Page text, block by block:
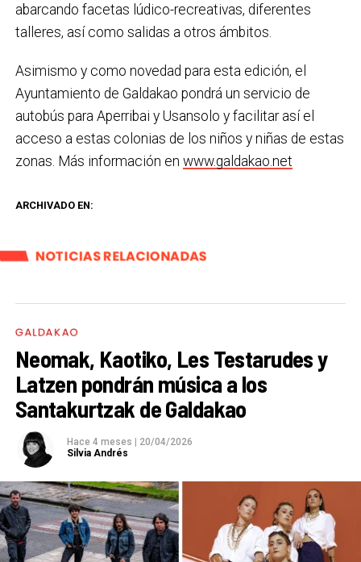
abarcando facetas lúdico-recreativas, diferentes
talleres, así como salidas a otros ámbitos.
Asimismo y como novedad para esta edición, el
Ayuntamiento de Galdakao pondrá un servicio de
autobús para Aperribai y Usansolo y facilitar así el
acceso a estas colonias de los niños y niñas de estas
zonas. Más información en www.galdakao.net
ARCHIVADO EN:
NOTICIAS RELACIONADAS
GALDAKAO
Neomak, Kaotiko, Les Testarudes y
Latzen pondrán música a los
Santakurtzak de Galdakao
Hace 4 meses
20/04/2026
Silvia Andrés